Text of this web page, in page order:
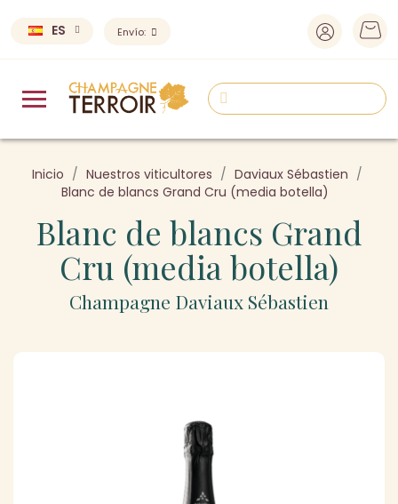
ES Envío:
Inicio Nuestros viticultores
Daviaux Sébastien
Blanc de blancs Grand Cru (media botella)
Blanc de blancs Grand
Cru (media botella)
Champagne Daviaux Sébastien